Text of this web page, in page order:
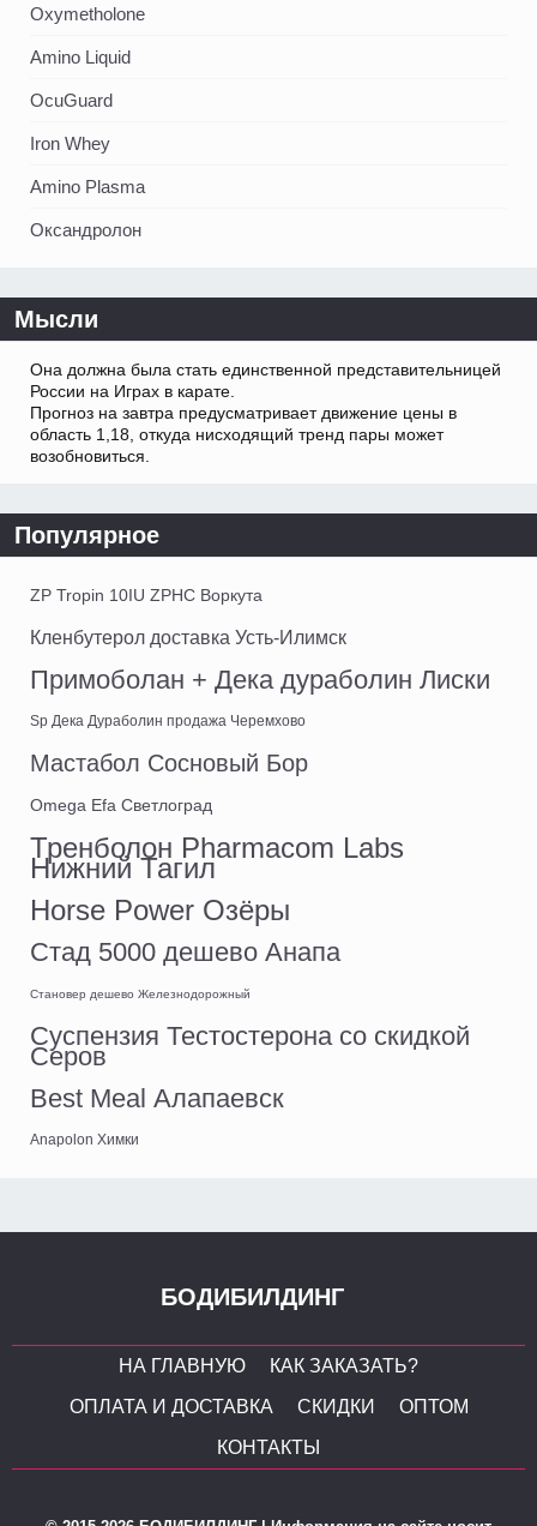
Oxymetholone
Amino Liquid
OcuGuard
Iron Whey
Amino Plasma
Оксандролон
Мысли
Она должна была стать единственной представительницей
России на Играх в карате.
Прогноз на завтра предусматривает движение цены в
область 1,18, откуда нисходящий тренд пары может
возобновиться.
Популярное
ZP Tropin 10IU ZPHC Воркута
Кленбутерол доставка Усть-Илимск
Примоболан + Дека дураболин Лиски
Sp Дека Дураболин продажа Черемхово
Мастабол Сосновый Бор
Omega Efa Светлоград
Тренболон Pharmacom Labs
Нижний Тагил
Horse Power Озёры
Стад 5000 дешево Анапа
Становер дешево Железнодорожный
Суспензия Тестостерона со скидкой
Серов
Best Meal Алапаевск
Anapolon Химки
БОДИБИЛДИНГ
НА ГЛАВНУЮ
КАК ЗАКАЗАТЬ?
ОПЛАТА И ДОСТАВКА
СКИДКИ
ОПТОМ
КОНТАКТЫ